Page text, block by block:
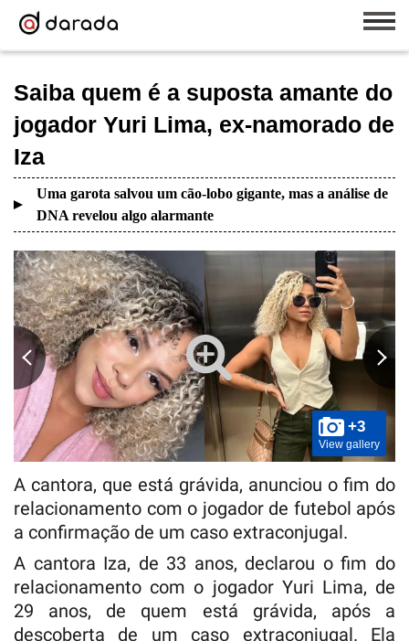
Saiba quem é a suposta amante do
jogador Yuri Lima, ex-namorado de
Iza
Uma garota salvou um cão-lobo gigante, mas a análise de
DNA revelou algo alarmante
+3
View gallery
A cantora, que está grávida, anunciou o fim do
relacionamento com o jogador de futebol após
a confirmação de um caso extraconjugal.
A cantora Iza, de 33 anos, declarou o fim do
relacionamento com o jogador Yuri Lima, de
29 anos, de quem está grávida, após a
descoberta de um caso extraconjugal. Ela